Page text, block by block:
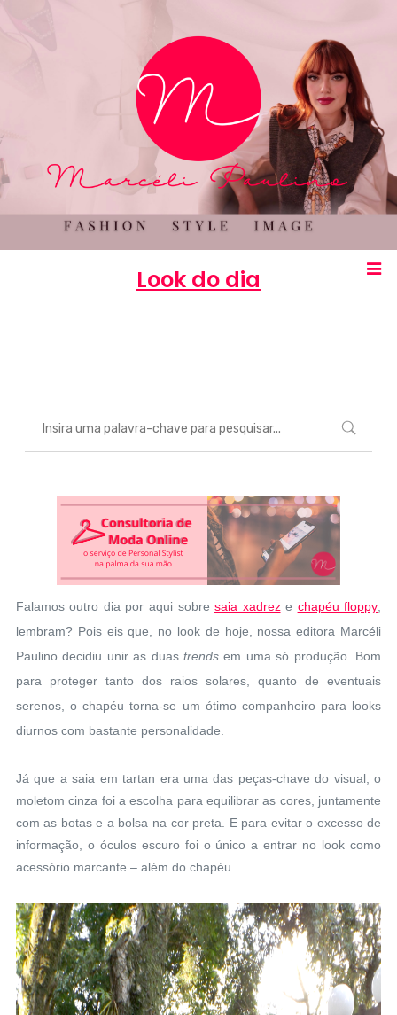
Look do dia
Falamos outro dia por aqui sobresaia xadreze chapéu floppy
lembram? Pois eis que, no look de hoje, nossa editora Marcéli
Paulino decidiu unir as duas trends em uma só produção. Bom
para proteger tanto dos raios solares, quanto de eventuais
serenos, o chapéu torna-se um ótimo companheiro para looks
diurnos com bastante personalidade.
Já que a saia em tartan era uma das peças-chave do visual, o
moletom cinza foi a escolha para equilibrar as cores, juntamente
com as botas e a bolsa na cor preta. E para evitar o excesso de
informação, o óculos escuro foi o único a entrar no lookcomo
acessório marcante – além do chapéu.